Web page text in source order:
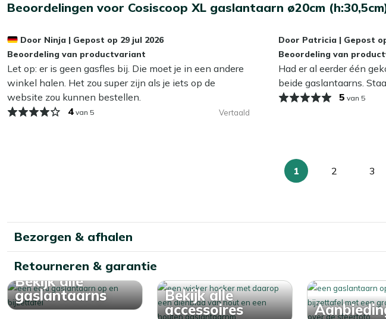
bediening is simpel: draai het gasblikje onderaan vast, steek de vlam aan en regel de
sluit het gasblikje zichzelf af als dat nodig is, wat extra veiligheid biedt. De
voor een mooie afwerking.
Of je de Cosiscoop cadeau geeft of zelf gebruikt, deze lantaarn is altijd een eyecatcher.
Berg de lantaarn op als je hem niet gebruikt en laat hem niet onnodig buiten op tafel
Beoordelingen voor Cosiscoop XL gaslantaarn ø20cm
Door Ninja | Gepost op 29 jul 2026
Beoordeling van productvariant
Let op: er is geen gasfles bij. Die moet je in een andere
winkel halen. Het zou super zijn als je iets op de
website zou kunnen bestellen.
4 van 5 Vertaald
Door Patricia | Gepost
Beoordeling van
Had er al eerder één
beide gaslantaarns.
5 van 5
U
pagina
1
Pagina
2 3
Bezorgen & afhalen
Retourneren & garantie
Bekijk alle
gaslantaarns
Bekijk alle
accessoires